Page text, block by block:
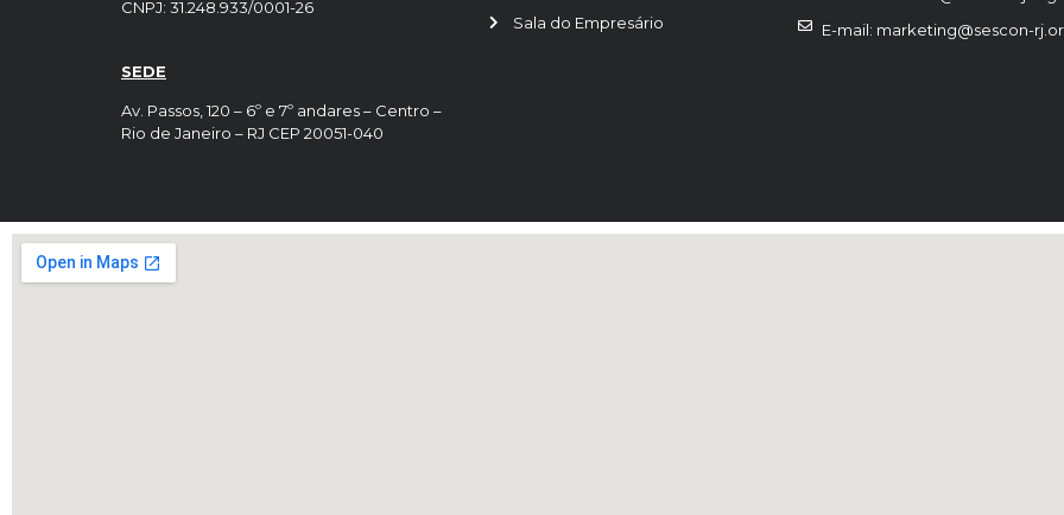
CNPJ: 31.248.933/0001-26
SEDE
Av. Passos, 120 – 6º e 7º andares – Centro –
Rio de Janeiro – RJ CEP 20051-040
Sala do Empresário
E-mail: marketing@sescon-